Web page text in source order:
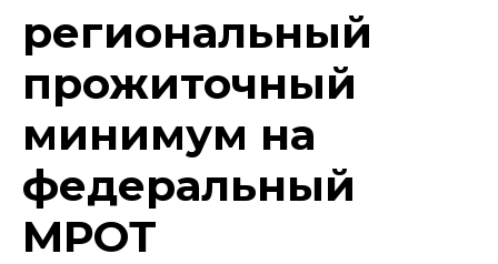
региональный
прожиточный
минимум на
федеральный
МРОТ